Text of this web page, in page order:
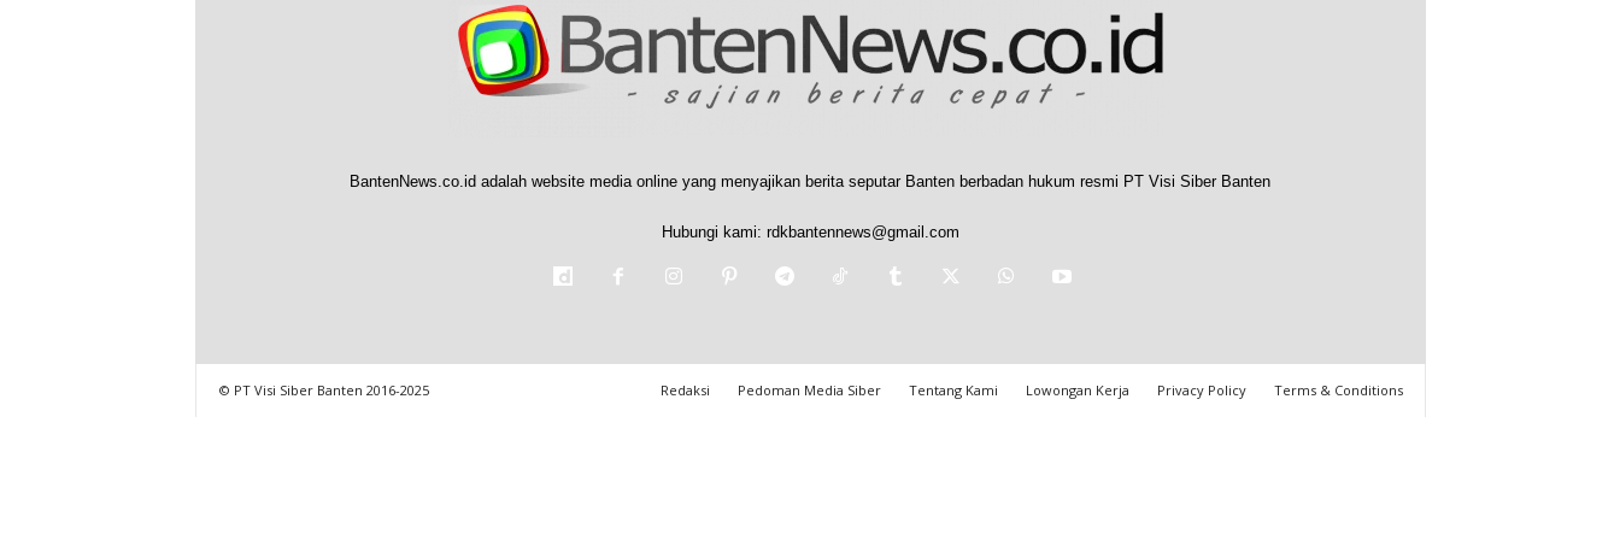
BantenNews.co.id adalah website media online yang menyajikan berita seputar Banten berbadan hukum resmi PT Visi Siber Banten
Hubungi kami: rdkbantennews@gmail.com
Redaksi Pedoman Media Siber Tentang Kami Lowongan Kerja Privacy Policy Terms & Conditions
© PT Visi Siber Banten 2016-2025